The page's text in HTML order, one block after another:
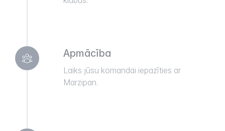
Apmācība
Laiks jūsu komandai iepazīties ar
Marzipan.